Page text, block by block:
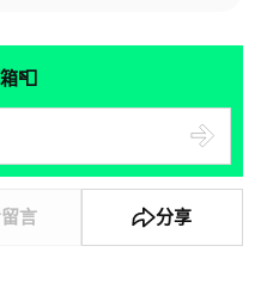
📮
言 分享